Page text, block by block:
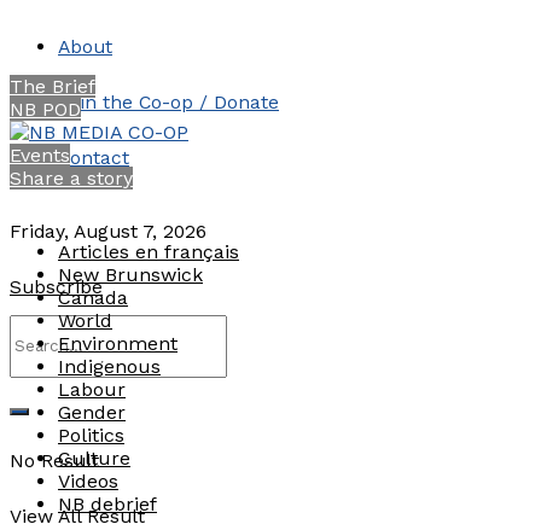
About
Join the Co-op / Donate
Contact
Friday, August 7, 2026
Subscribe
No Result
View All Result
The Brief
NB POD
Events
Share a story
Articles en français
New Brunswick
Canada
World
Environment
Indigenous
Labour
Gender
Politics
Culture
Videos
NB debrief